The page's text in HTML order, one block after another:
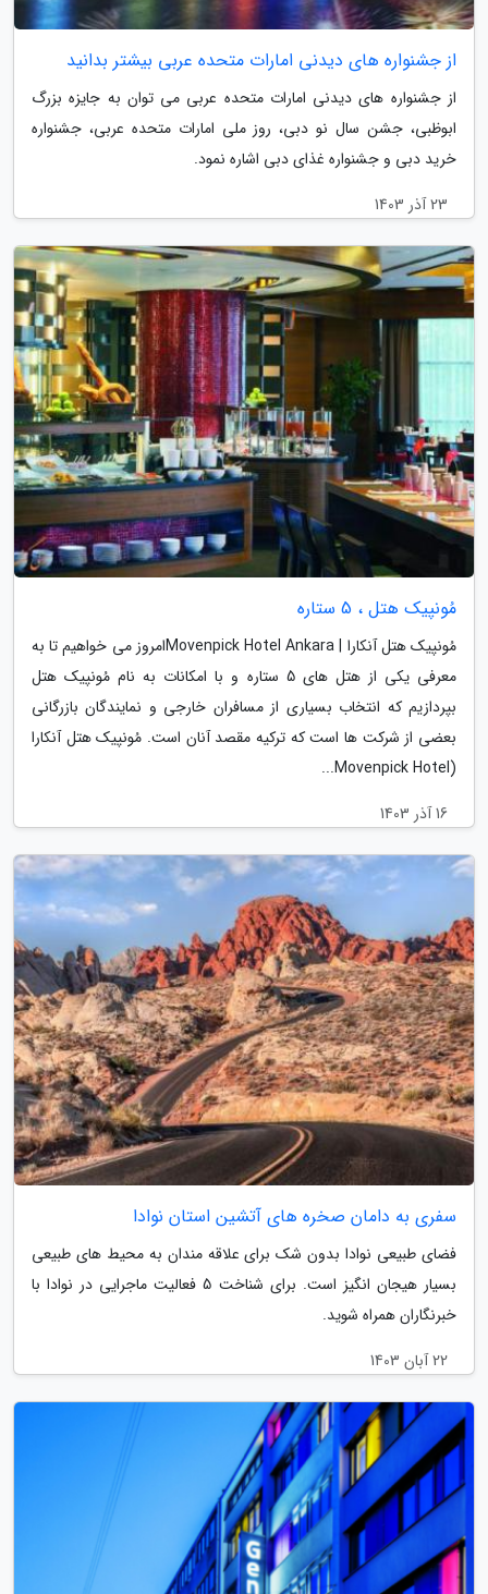
از جشنواره های دیدنی امارات متحده عربی بیشتر بدانید
از جشنواره های دیدنی امارات متحده عربی می توان به جایزه بزرگ
ابوظبی، جشن سال نو دبی، روز ملی امارات متحده عربی، جشنواره
خرید دبی و جشنواره غذای دبی اشاره نمود.
23 آذر 1403
مُونپیک هتل ، 5 ستاره
مُونپیک هتل آنکارا | Movenpick Hotel Ankaraامروز می خواهیم تا به
معرفی یکی از هتل های 5 ستاره و با امکانات به نام مُونپیک هتل
بپردازیم که انتخاب بسیاری از مسافران خارجی و نمایندگان بازرگانی
بعضی از شرکت ها است که ترکیه مقصد آنان است. مُونپیک هتل آنکارا
(Movenpick Hotel...
16 آذر 1403
سفری به دامان صخره های آتشین استان نوادا
فضای طبیعی نوادا بدون شک برای علاقه مندان به محیط های طبیعی
بسیار هیجان انگیز است. برای شناخت 5 فعالیت ماجرایی در نوادا با
خبرنگاران همراه شوید.
22 آبان 1403